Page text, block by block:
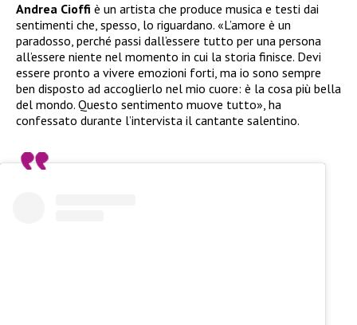
Andrea Cioffi è un artista che produce musica e testi dai
sentimenti che, spesso, lo riguardano. «L’amore è un
paradosso, perché passi dall’essere tutto per una persona
all’essere niente nel momento in cui la storia finisce. Devi
essere pronto a vivere emozioni forti, ma io sono sempre
ben disposto ad accoglierlo nel mio cuore: è la cosa più bella
del mondo. Questo sentimento muove tutto», ha
confessato durante l’intervista il cantante salentino.